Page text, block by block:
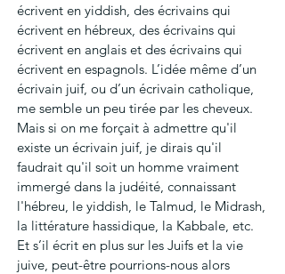
écrivent en yiddish, des écrivains qui
écrivent en hébreux, des écrivains qui
écrivent en anglais et des écrivains qui
écrivent en espagnols. L’idée même d’un
écrivain juif, ou d’un écrivain catholique,
me semble un peu tirée par les cheveux.
Mais si on me forçait à admettre qu'il
existe un écrivain juif, je dirais qu'il
faudrait qu'il soit un homme vraiment
immergé dans la judéité, connaissant
l'hébreu, le yiddish, le Talmud, le Midrash,
la littérature hassidique, la Kabbale, etc.
Et s’il écrit en plus sur les Juifs et la vie
juive, peut-être pourrions-nous alors